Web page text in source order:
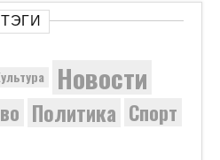
ТЭГИ
Новости
Политика Спорт